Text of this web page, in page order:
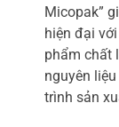
Micopak”
hiện đại
phẩm chất
nguyên
trình sản